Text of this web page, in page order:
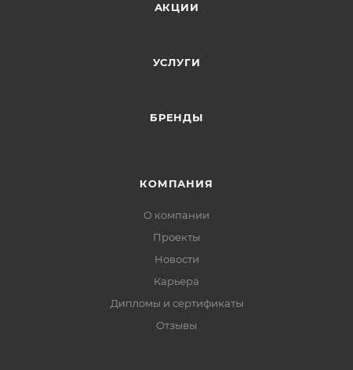
АКЦИИ
УСЛУГИ
БРЕНДЫ
КОМПАНИЯ
О компании
Проекты
Новости
Карьера
Дипломы и сертификаты
Отзывы